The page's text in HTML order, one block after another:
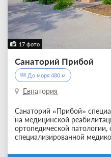
17 фото
Санаторий Прибой
До моря 480 м
Евпатория
Санаторий «Прибой»
на медицинской
ортопедической патологии,
специализированной